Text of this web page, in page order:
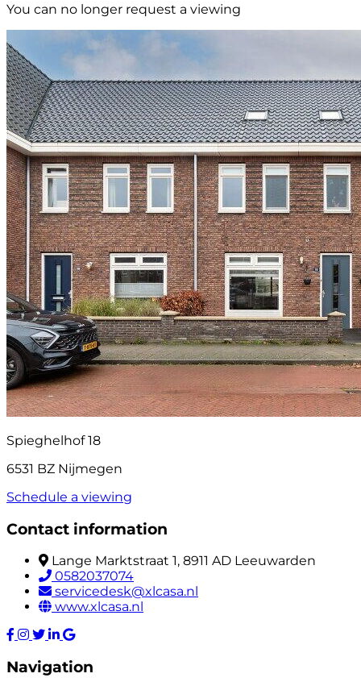
You can no longer request a viewing
Spieghelhof 18
6531 BZ Nijmegen
Schedule a viewing
Contact information
Lange Marktstraat 1, 8911 AD Leeuwarden
0582037074
servicedesk@xlcasa.nl
www.xlcasa.nl
Navigation